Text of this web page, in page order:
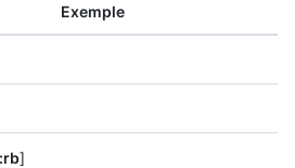
Exemple
]